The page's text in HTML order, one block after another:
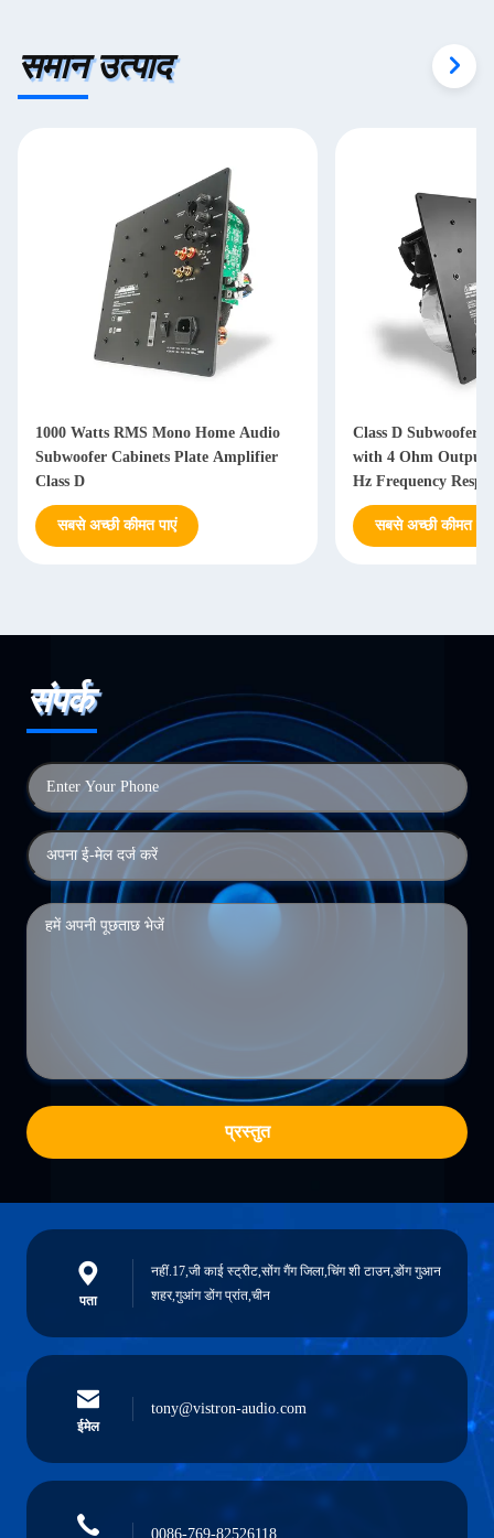
समान उत्पाद
1000 Watts RMS Mono Home Audio
Subwoofer Cabinets Plate Amplifier
Class D
सबसे अच्छी कीमत पाएं
Class D Subwoofer
with 4 Ohm Output
Hz Frequency
Power Supply
सबसे अच्छी कीमत पाएं
संपर्क
प्रस्तुत
पता
नहीं.17,जी काई स्ट्रीट,सोंग गैंग जिला,चिंग शी टाउन,डोंग गुआन
शहर,गुआंग डोंग प्रांत,चीन
ईमेल
tony@vistron-audio.com
0086-769-82526118